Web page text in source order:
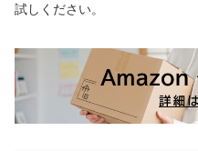
試しください。